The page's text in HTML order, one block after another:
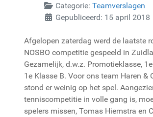
Categorie: Teamverslagen
Gepubliceerd: 15 april 2018
Afgelopen zaterdag werd de laatste
NOSBO competitie gespeeld in
Gezamelijk, d.w.z. Promotieklasse,
1e Klasse B. Voor ons team Haren &
stond er weinig op het spel.
tenniscompetitie in volle gang is,
spelers missen, Tomas Hiemstra en